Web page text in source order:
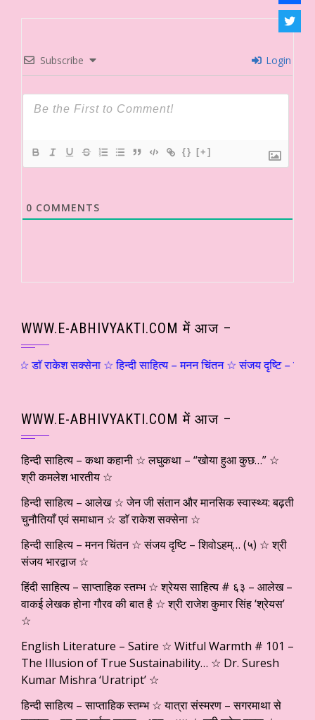
Subscribe Login
{} [+]
0 COMMENTS
WWW.E-ABHIVYAKTI.COM में आज –
सक्सेना ☆ हिन्दी साहित्य – मनन चिंतन ☆ संजय दृष्टि –
WWW.E-ABHIVYAKTI.COM में आज –
हिन्दी साहित्य – कथा कहानी ☆ लघुकथा – “खोया हुआ कुछ…” ☆
श्री कमलेश भारतीय ☆
हिन्दी साहित्य – आलेख ☆ जेन जी संतान और मानसिक स्वास्थ्य: बढ़ती
चुनौतियाँ एवं समाधान ☆ डाॅ राकेश सक्सेना ☆
हिन्दी साहित्य – मनन चिंतन ☆ संजय दृष्टि – शिवोऽहम्… (५) ☆ श्री
संजय भारद्वाज ☆
हिंदी साहित्य – साप्ताहिक स्तम्भ ☆ श्रेयस साहित्य # ६३ – आलेख –
वाकई लेखक होना गौरव की बात है ☆ श्री राजेश कुमार सिंह ‘श्रेयस’
☆
English Literature – Satire ☆ Witful Warmth # 101 –
The Illusion of True Sustainability… ☆ Dr. Suresh
Kumar Mishra ‘Uratript’ ☆
हिन्दी साहित्य – साप्ताहिक स्तम्भ ☆ यात्रा संस्मरण – सगरमाथा से